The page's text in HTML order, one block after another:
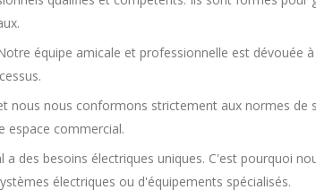
équipe amicale et professionnelle est dévouée
nous nous conformons strictement aux normes de
espace commercial.
des besoins électriques uniques. C'est pourquoi
électriques ou d'équipements spécialisés.